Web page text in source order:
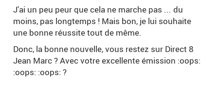
J'ai un peu peur que cela ne marche pas ... du
moins, pas longtemps ! Mais bon, je lui souhaite
une bonne réussite tout de même.
Donc, la bonne nouvelle, vous restez sur Direct 8
Jean Marc ? Avec votre excellente émission :oops:
:oops: :oops: ?